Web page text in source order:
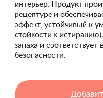
интерьер. Продукт
рецептуре и
эффект, устойчивый к
стойкости к
запаха и
безопасности.